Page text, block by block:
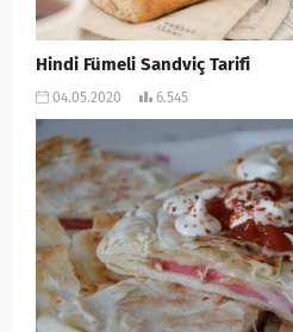
Hindi Fümeli Sandviç Tarifi
04.05.2020 6.545